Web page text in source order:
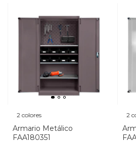
2 colores
Armario Metálico
FAA180351
2